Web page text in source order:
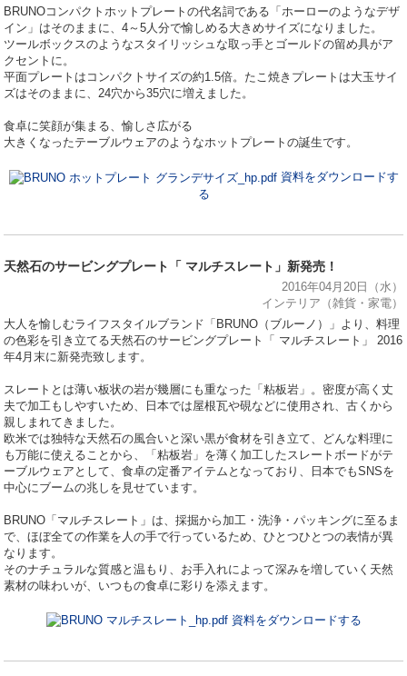
BRUNOコンパクトホットプレートの代名詞である「ホーローのようなデザ
イン」はそのままに、4～5人分で愉しめる大きめサイズになりました。
ツールボックスのようなスタイリッシュな取っ手とゴールドの留め具がア
クセントに。
平面プレートはコンパクトサイズの約1.5倍。たこ焼きプレートは大玉サイ
ズはそのままに、24穴から35穴に増えました。
食卓に笑顔が集まる、愉しさ広がる
大きくなったテーブルウェアのようなホットプレートの誕生です。
資料をダウンロードす
る
天然石のサービングプレート「 マルチスレート」新発売！
2016年04月20日（水）
インテリア（雑貨・家電）
大人を愉しむライフスタイルブランド「BRUNO（ブルーノ）」より、料理
の色彩を引き立てる天然石のサービングプレート「 マルチスレート」 2016
年4月末に新発売致します。
スレートとは薄い板状の岩が幾層にも重なった「粘板岩」。密度が高く丈
夫で加工もしやすいため、日本では屋根瓦や硯などに使用され、古くから
親しまれてきました。
欧米では独特な天然石の風合いと深い黒が食材を引き立て、どんな料理に
も万能に使えることから、「粘板岩」を薄く加工したスレートボードがテ
ーブルウェアとして、食卓の定番アイテムとなっており、日本でもSNSを
中心にブームの兆しを見せています。
BRUNO「マルチスレート」は、採掘から加工・洗浄・パッキングに至るま
で、ほぼ全ての作業を人の手で行っているため、ひとつひとつの表情が異
なります。
そのナチュラルな質感と温もり、お手入れによって深みを増していく天然
素材の味わいが、いつもの食卓に彩りを添えます。
資料をダウンロードする